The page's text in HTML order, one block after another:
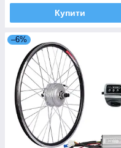
Купити
–6%